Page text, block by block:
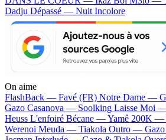
Dadju Dépassé — Nuit Incolore
On aime
FlashBack — Favé (FR) Notre Dame —
Gazo Casanova — Soolking Laisse Moi
Heuss L'enfoiré Bécane —Yamê 200K —
Werenoi Meuda — Tiakola Outro —